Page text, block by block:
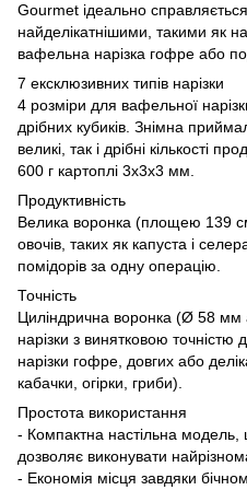
Gourmet ідеально
найделікатнішими, такими як
вафельна нарізка гофре або
7 ексклюзивних типів нарізки
4 розміри для вафельної
дрібних кубиків. Знімна
великі, так і дрібні кількості
600 г картоплі 3x3x3 мм.
Продуктивність
Велика воронка (площею 139
овочів, таких як капуста і
помідорів за одну операцію.
Точність
Циліндрична воронка (Ø 58
нарізки з винятковою точністю
нарізки гофре, довгих або
кабачки, огірки, гриби).
Простота використання
- Компактна настільна
дозволяє виконувати
- Економія місця завдяки